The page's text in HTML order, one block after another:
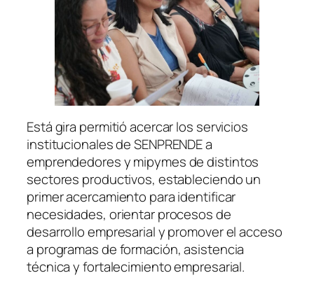
Está gira permitió acercar los servicios
institucionales de SENPRENDE a
emprendedores y mipymes de distintos
sectores productivos, estableciendo un
primer acercamiento para identificar
necesidades, orientar procesos de
desarrollo empresarial y promover el acceso
a programas de formación, asistencia
técnica y fortalecimiento empresarial.